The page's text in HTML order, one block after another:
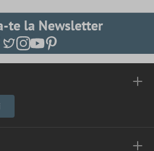
te la Newsletter